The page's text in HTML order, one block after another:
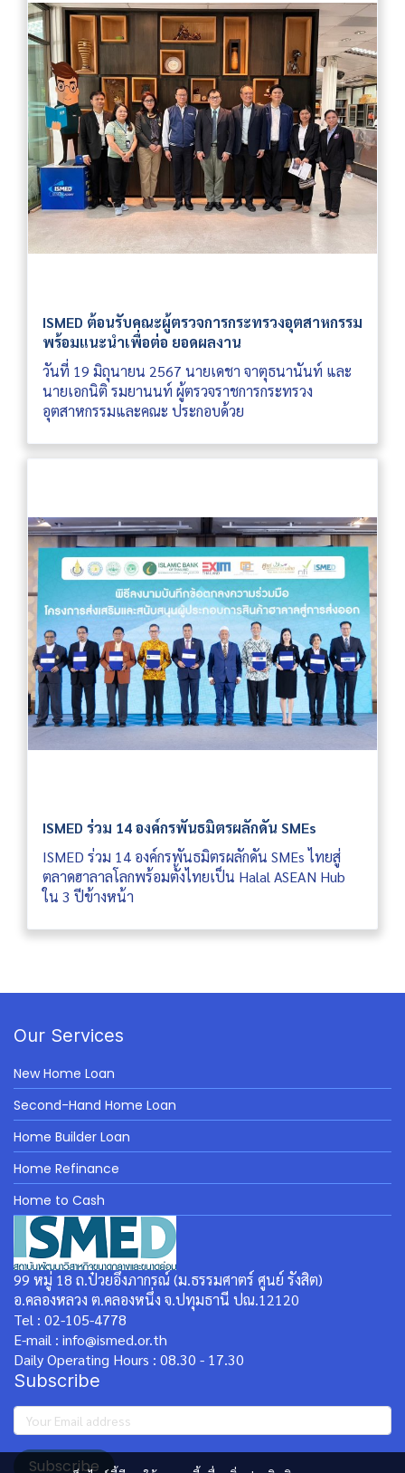
ISMED ต้อนรับคณะผู้ตรวจการกระทรวงอุตสาหกรรม
พร้อมแนะนำเพื่อต่อ ยอดผลงาน
วันที่ 19 มิถุนายน 2567 นายเดชา จาตุธนานันท์ และ
นายเอกนิติ รมยานนท์ ผู้ตรวจราชการกระทรวง
อุตสาหกรรมและคณะ ประกอบด้วย
ISMED ร่วม 14 องค์กรพันธมิตรผลักดัน SMEs
ISMED ร่วม 14 องค์กรพันธมิตรผลักดัน SMEs ไทยสู่
ตลาดฮาลาลโลกพร้อมตั้งไทยเป็น Halal ASEAN Hub
ใน 3 ปีข้างหน้า
Our Services
New Home Loan
Second-Hand Home Loan
Home Builder Loan
Home Refinance
Home to Cash
99 หมู่ 18 ถ.ป๋วยอึ๊งภากรณ์ (ม.ธรรมศาตร์ ศูนย์ รังสิต)
อ.คลองหลวง ต.คลองหนึ่ง จ.ปทุมธานี ปณ.12120
Tel : 02-105-4778
E-mail : info@ismed.or.th
Daily Operating Hours : 08.30 - 17.30
Subscribe
Subscribe